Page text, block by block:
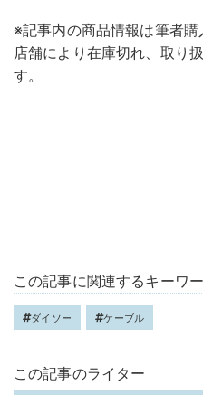
※記事内の商品情報は筆者
店舗により在庫切れ、取り
す。
この記事に関連するキーワ
ダイソー ケーブル
この記事のライター